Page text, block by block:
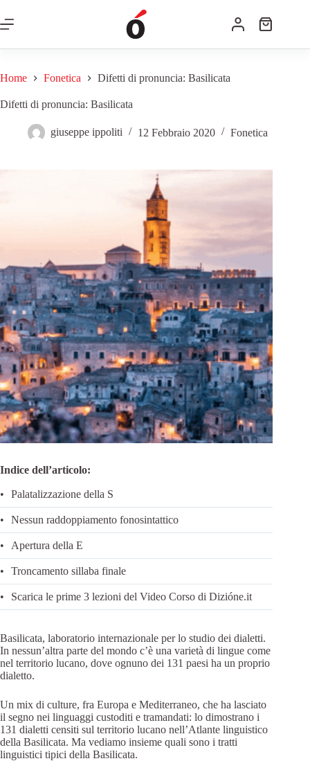
Home Fonetica Difetti di pronuncia: Basilicata
Difetti di pronuncia: Basilicata
giuseppe ippoliti 12 Febbraio 2020 Fonetica
Indice dell’articolo:
Palatalizzazione della S
Nessun raddoppiamento fonosintattico
Apertura della E
Troncamento sillaba finale
Scarica le prime 3 lezioni del Video Corso di Dizióne.it
Basilicata, laboratorio internazionale per lo studio dei dialetti.
In nessun’altra parte del mondo c’è una varietà di lingue come
nel territorio lucano, dove ognuno dei 131 paesi ha un proprio
dialetto.
Un mix di culture, fra Europa e Mediterraneo, che ha lasciato
il segno nei linguaggi custoditi e tramandati: lo dimostrano i
131 dialetti censiti sul territorio lucano nell’Atlante linguistico
della Basilicata. Ma vediamo insieme quali sono i tratti
linguistici tipici della Basilicata.